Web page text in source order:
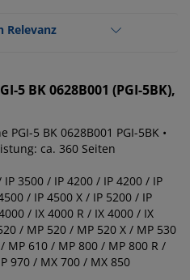
5 BK 0628B001 (PGI-5BK),
5 BK 0628B001 PGI-5BK •
ca. 360 Seiten
3500 / IP 4200 / IP 4200 / IP
/ IP 4500 X / IP 5200 / IP
/ IX 4000 R / IX 4000 / IX
/ MP 520 / MP 520 X / MP 530
MP 610 / MP 800 / MP 800 R /
970 / MX 700 / MX 850